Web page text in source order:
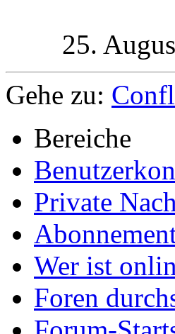
25.
Gehe zu:
Bereiche
Private
Wer ist
Foren